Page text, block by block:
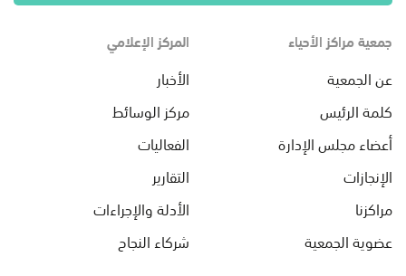
جمعية مراكز الأحياء
عن الجمعية
كلمة الرئيس
أعضاء مجلس الإدارة
الإنجازات
مراكزنا
عضوية الجمعية
المركز الإعلامي
الأخبار
مركز الوسائط
الفعاليات
التقارير
الأدلة والإجراءات
شركاء النجاح